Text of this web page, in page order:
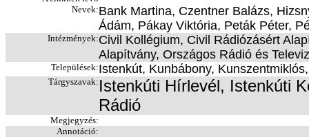
Nevek:Bank Martina, Czentner Balázs,
Ádám, Pákay Viktória, Peták Péter,
Intézmények:Civil Kollégium, Civil Rádiózásért
Alapítvány, Országos Rádió és
Települések:Istenkút, Kunbábony,
Tárgyszavak: Istenkúti Hírlevél, Istenkúti
Rádió
Megjegyzés:
Annotáció: